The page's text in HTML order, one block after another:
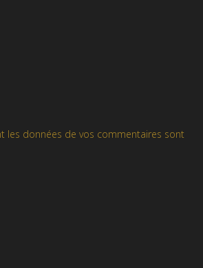
les données de vos commentaires sont